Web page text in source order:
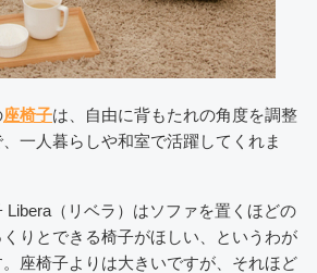
座椅子は、自由に背もたれの角度を調整
一人暮らしや和室で活躍してくれま
Libera（リベラ）はソファを置くほどの
りとできる椅子がほしい、というわが
座椅子よりは大きいですが、それほど